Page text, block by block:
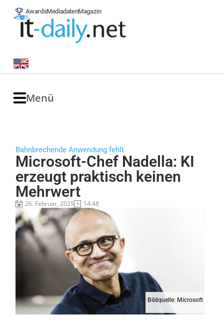
AwardsMediadatenMagazin
Menü
Bahnbrechende Anwendung fehlt
Microsoft-Chef Nadella: KI
erzeugt praktisch keinen
Mehrwert
26. Februar, 2025 14:48
Bildquelle: Microsoft